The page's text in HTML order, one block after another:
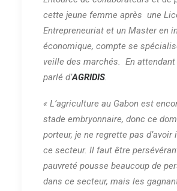
cette jeune femme après une
Entrepreneuriat et un Master en
économique, compte se
veille des marchés. En attendant
parlé d’AGRIDIS.
« L’agriculture au Gabon est
stade embryonnaire, donc ce
porteur, je ne regrette pas d’avoir
ce secteur. Il faut être
pauvreté pousse beaucoup de
dans ce secteur, mais les